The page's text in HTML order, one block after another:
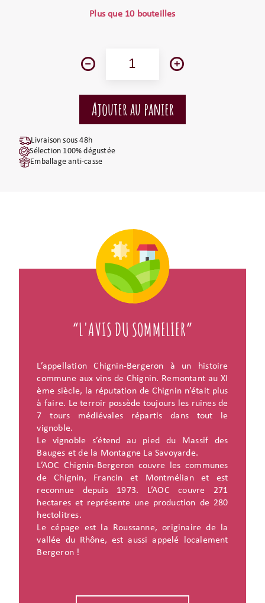
Plus que 10 bouteilles
Livraison sous 48h
Sélection 100% dégustée
Emballage anti-casse
“L'AVIS DU SOMMELIER”
L’appellation Chignin-Bergeron à un histoire
commune aux vins de Chignin. Remontant au XI
ème siècle, la réputation de Chignin n’était plus
à faire. Le terroir possède toujours les ruines de
7 tours médiévales répartis dans tout le
vignoble.
Le vignoble s’étend au pied du Massif des
Bauges et de la Montagne La Savoyarde.
L’AOC Chignin-Bergeron couvre les communes
de Chignin, Francin et Montmélian et est
reconnue depuis 1973. L’AOC couvre 271
hectares et représente une production de 280
hectolitres.
Le cépage est la Roussanne, originaire de la
vallée du Rhône, est aussi appelé localement
Bergeron !